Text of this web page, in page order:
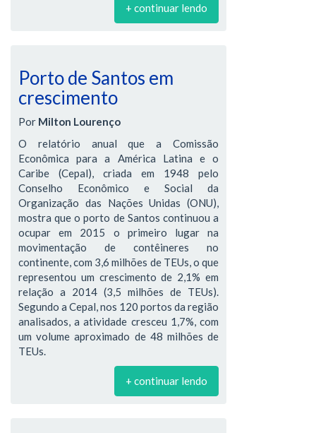
+ continuar lendo
Porto de Santos em
crescimento
Por Milton Lourenço
O relatório anual que a Comissão
Econômica para a América Latina e o
Caribe (Cepal), criada em 1948 pelo
Conselho Econômico e Social da
Organização das Nações Unidas (ONU),
mostra que o porto de Santos continuou a
ocupar em 2015 o primeiro lugar na
movimentação de contêineres no
continente, com 3,6 milhões de TEUs, o que
representou um crescimento de 2,1% em
relação a 2014 (3,5 milhões de TEUs).
Segundo a Cepal, nos 120 portos da região
analisados, a atividade cresceu 1,7%, com
um volume aproximado de 48 milhões de
TEUs.
+ continuar lendo